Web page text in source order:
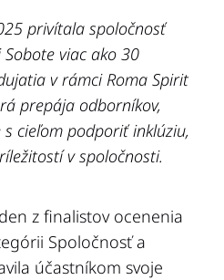
privítala spoločnosť
Sobote viac ako 30
v rámci Roma Spirit
prepája odborníkov,
cieľom podporiť inklúziu,
v spoločnosti.
z finalistov ocenenia
Spoločnosť a
účastníkom svoje